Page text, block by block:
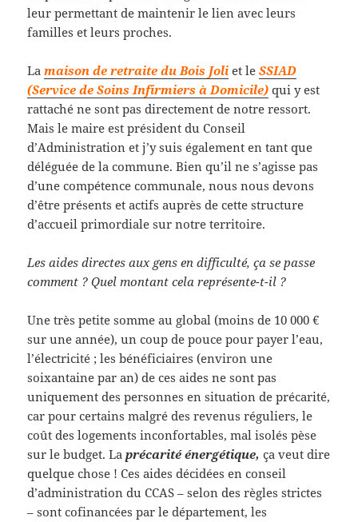
leur permettant de maintenir le lien avec leurs
familles et leurs proches.
Lamaison de retraite du Bois Joli et leSSIAD
(Service de Soins Infirmiers à Domicile) qui y est
rattaché ne sont pas directement de notre ressort.
Mais le maire est président du Conseil
d’Administration et j’y suis également en tant que
déléguée de la commune. Bien qu’il ne s’agisse pas
d’une compétence communale, nous nous devons
d’être présents et actifs auprès de cette structure
d’accueil primordiale sur notre territoire.
Les aides directes aux gens en difficulté, ça se passe
comment ? Quel montant cela représente-t-il ?
Une très petite somme au global (moins de 10 000 €
sur une année), un coup de pouce pour payer l’eau,
l’électricité ; les bénéficiaires (environ une
soixantaine par an) de ces aides ne sont pas
uniquement des personnes en situation de précarité,
car pour certains malgré des revenus réguliers, le
coût des logements inconfortables, mal isolés pèse
sur le budget. Laprécarité énergétique,ça veut dire
quelque chose ! Ces aides décidées en conseil
d’administration du CCAS – selon des règles strictes
– sont cofinancées par le département, les